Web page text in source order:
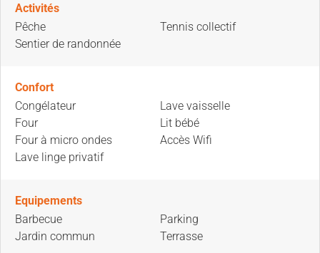
Activités
Pêche
Sentier de randonnée
Tennis collectif
Confort
Congélateur
Four
Four à micro ondes
Lave linge privatif
Lave vaisselle
Lit bébé
Accès Wifi
Equipements
Barbecue
Jardin commun
Parking
Terrasse